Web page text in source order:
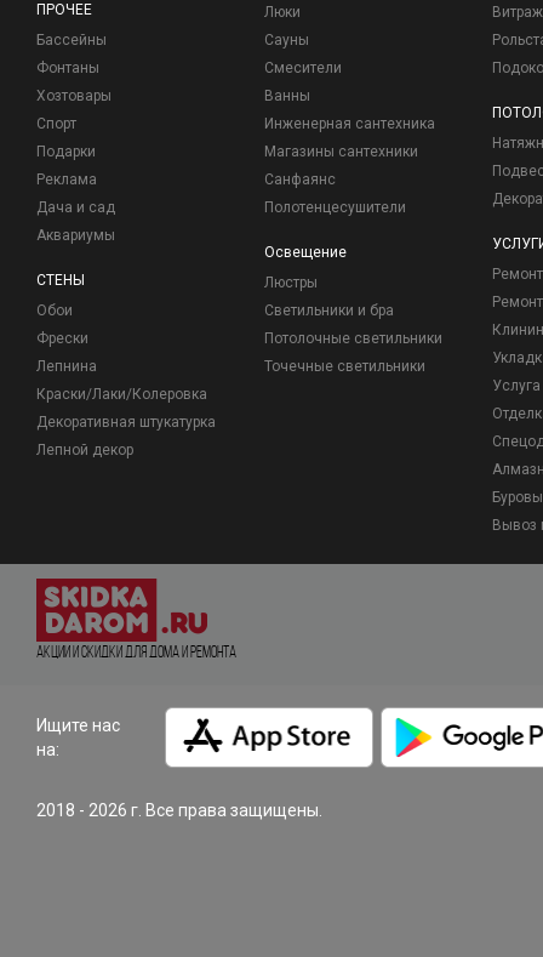
ПРОЧЕЕ
Бассейны
Фонтаны
Хозтовары
Спорт
Подарки
Реклама
Дача и сад
Аквариумы
СТЕНЫ
Обои
Фрески
Лепнина
Краски/Лаки/Колеровка
Декоративная штукатурка
Лепной декор
Люки
Сауны
Смесители
Ванны
Инженерная сантехника
Магазины сантехники
Санфаянс
Полотенцесушители
Освещение
Люстры
Светильники и бра
Потолочные светильники
Точечные светильники
Вывоз
Акции и Скидки для дома и ремонта
Ищите нас
на:
2018 - 2026 г. Все права защищены.